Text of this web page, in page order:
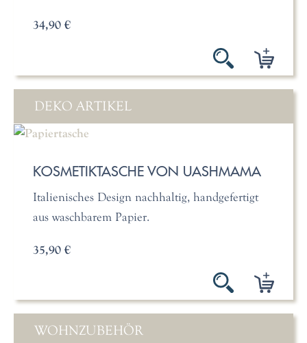
34,90 €
DEKO ARTIKEL
KOSMETIKTASCHE VON UASHMAMA
Italienisches Design nachhaltig, handgefertigt
aus waschbarem Papier.
35,90 €
WOHNZUBEHÖR